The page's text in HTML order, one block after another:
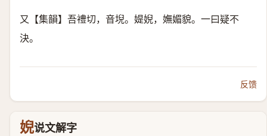
又【集韻】吾禮切，音堄。媞婗，嫵媚貌。一曰疑不
決。
反馈
婗说文解字